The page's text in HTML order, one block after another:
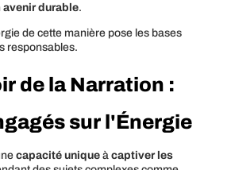
avenir durable.
de cette manière pose les bases
responsables.
de la Narration :
sur l'Énergie
capacité uniqueà captiver les